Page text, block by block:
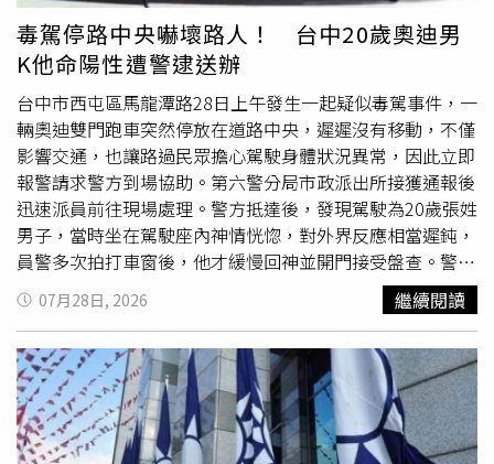
駛於大型車兩側或前後死角區域，保持安全距離以維護行車
安全。
毒駕停路中央嚇壞路人！ 台中20歲奧迪男
K他命陽性遭警逮送辦
台中市西屯區馬龍潭路28日上午發生一起疑似毒駕事件，一
輛奧迪雙門跑車突然停放在道路中央，遲遲沒有移動，不僅
影響交通，也讓路過民眾擔心駕駛身體狀況異常，因此立即
報警請求警方到場協助。第六警分局市政派出所接獲通報後
迅速派員前往現場處理。警方抵達後，發現駕駛為20歲張姓
男子，當時坐在駕駛座內神情恍惚，對外界反應相當遲鈍，
員警多次拍打車窗後，他才緩慢回神並開門接受盤查。警方
觀察其精神狀況明顯異常，擔心若繼續駕駛車輛，恐危及其
他用路人的生命安全，因此依法將張男帶回派出所進一步調
查。經警方實施唾液毒品篩檢後，結果對K他命呈現陽性反
應，初步確認張男涉嫌施用毒品後駕車上路，全案依毒品危
害防制條例及相關罪嫌，移送台中地檢署偵辦。警方表示，
毒品會影響人體的判斷能力、注意力及反應速度，一旦駕駛
人在施用毒品後仍開車，不僅容易造成交通事故，更可能危
07月28日, 2026 繼續閱讀